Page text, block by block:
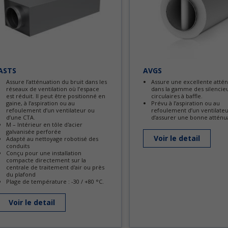
Assure l’atténuation du bruit dans les
réseaux de ventilation où l’espace
est réduit. Il peut être positionné en
gaine, à l’aspiration ou au
refoulement d’un ventilateur ou
d’une CTA.
M – Intérieur en tôle d'acier
galvanisée perforée
Adapté au nettoyage robotisé des
conduits
Conçu pour une installation
compacte directement sur la
centrale de traitement d'air ou près
du plafond
Plage de température : -30 / +80 °C.
Voir le detail
AVGS
Assure une excellente
dans la gamme des
circulaires à baffle.
Prévu à l’aspiration ou au
refoulement d’un
d’assurer une bonne
Voir le detail